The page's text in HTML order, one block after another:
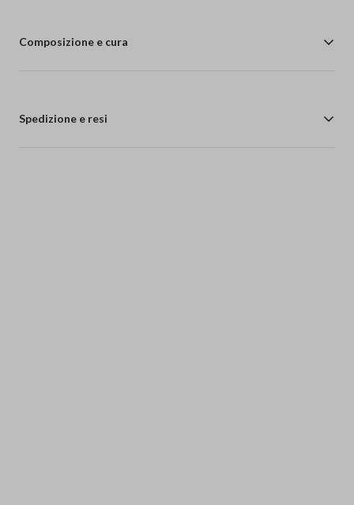
Composizione e cura
Spedizione e resi